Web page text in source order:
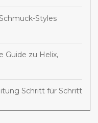
Styles
Guide zu Helix,
Schritt für Schritt